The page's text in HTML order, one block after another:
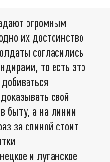
огромным
их достоинство
согласились
то есть это
свой
быту, а на линии
за спиной стоит
и луганское